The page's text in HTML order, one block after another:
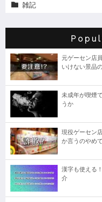
 雑記
元ゲーセン店
いけない景品
未成年が喫煙
うか
現役ゲーセン
か言うのやめ
漢字も使える
介